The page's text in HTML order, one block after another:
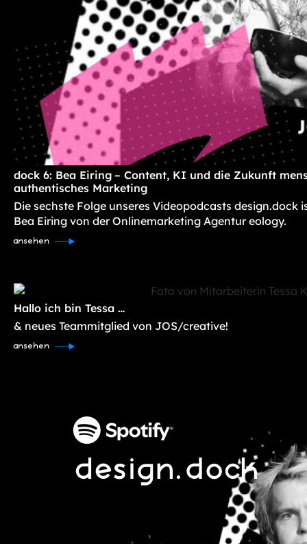
dock 6: Bea Eiring – Content, KI und die Zukunft
authentisches Marketing
Die sechste Folge unseres Videopodcasts design.dock
Bea Eiring von der Onlinemarketing Agentur eology.
ansehen
Hallo ich bin Tessa …
& neues Teammitglied von JOS/creative!
ansehen